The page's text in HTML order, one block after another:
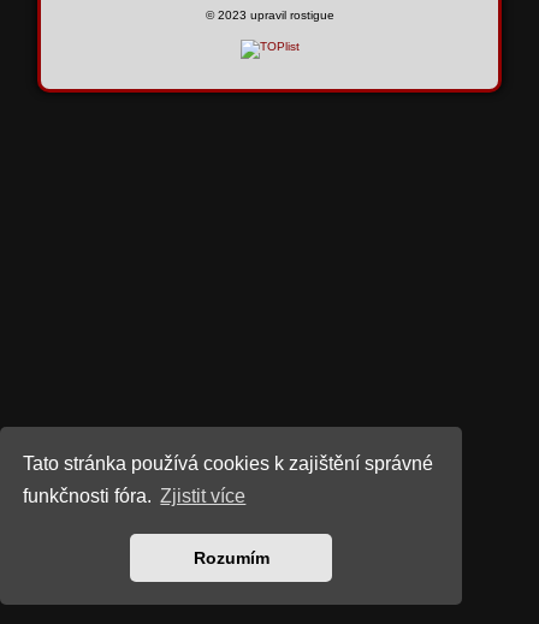
Tato stránka používá cookies k zajištění správné
funkčnosti fóra. Zjistit více
Rozumím
©2023 upravil rostigue